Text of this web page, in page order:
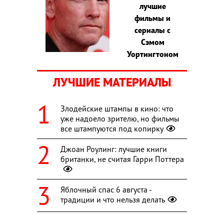
лучшие
фильмы и
сериалы с
Сэмом
Уортингтоном
ЛУЧШИЕ МАТЕРИАЛЫ
Злодейские штампы в кино: что
уже надоело зрителю, но фильмы
все штампуются под копирку
Джоан Роулинг: лучшие книги
британки, не считая Гарри Поттера
Яблочный спас 6 августа -
традиции и что нельзя делать